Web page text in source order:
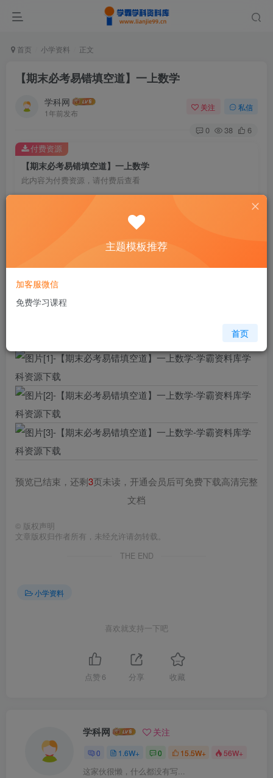
首页 小学资料 正文
【期末必考易错填空道】一上数学
学科网
1年前发布
关注 私信
0 38 6
【期末必考易错填空道】一上数学
此内容为付费资源，请付费后查看
9.9
暂时无法购买，请与站长联系
格式
页数
付费资源
预览已结束，还剩3页未读，开通会员后可免费下载高清完整
文档
© 版权声明
文章版权归作者所有，未经允许请勿转载。
THE END
小学资料
喜欢就支持一下吧
点赞 6 分享 收藏
学科网 关注
0 1.6W+ 0 15.5W+ 56W+
这家伙很懒，什么都没有写...
主题模板推荐
加客服微信
免费学习课程
首页